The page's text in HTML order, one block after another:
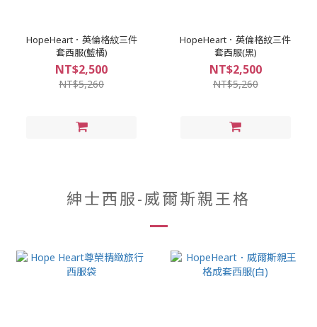
HopeHeart．英倫格紋三件
套西服(藍橘)
NT$2,500
NT$5,260
HopeHeart．英倫格紋三件
套西服(黑)
NT$2,500
NT$5,260
紳士西服-威爾斯親王格